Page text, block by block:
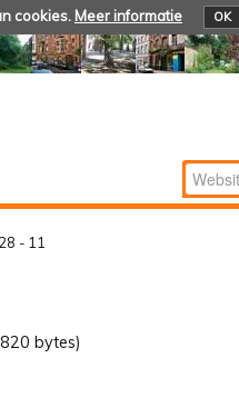
cookies. Meer informatie OK
Zoek
- 11
bytes)